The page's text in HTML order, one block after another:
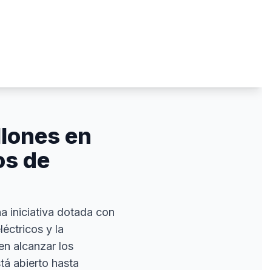
en
de
iniciativa dotada con
y la
alcanzar los
abierto hasta